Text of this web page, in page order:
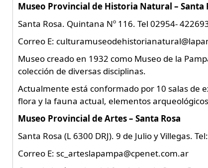
Museo Provincial de Historia Natural – Santa
Santa Rosa. Quintana Nº 116. Tel 02954-
Correo E:
Museo creado en 1932 como Museo de la
colección de diversas disciplinas.
Actualmente está conformado por 10 salas de
flora y la fauna actual, elementos
Museo Provincial de Artes – Santa Rosa
Santa Rosa (L 6300 DRJ). 9 de Julio y Villegas.
Correo E: sc_arteslapampa@cpenet.com.ar